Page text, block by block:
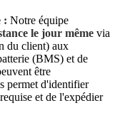
: Notre équipe
le jour même via
du client) aux
(BMS) et de
être
permet d'identifier
et de l'expédier